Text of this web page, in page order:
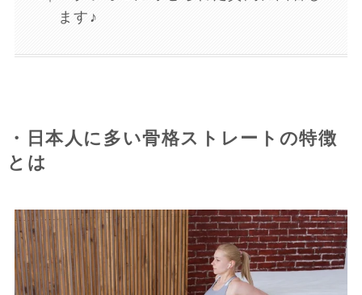
ます♪
・日本人に多い骨格ストレートの特徴
とは